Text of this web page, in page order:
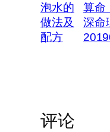
泡水的
做法及
配方
算命
深命
评论